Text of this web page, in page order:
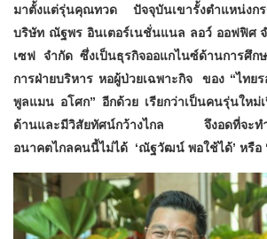
มาตั้งแต่รุ่นคุณทวด ปัจจุบันเขารั้งตำแหน่งก
บริษัท ณัฐพร อินเตอร์เนชั่นแนล ลอว์ ออฟฟิศ
เซฟ จำกัด ซึ่งเป็นธุรกิจออแกไนซ์ด้านการศึก
การฝ่ายบริหาร หอผู้ป่วยเฉพาะกิจ ของ “ไทย
พูลแมน อโศก” อีกด้วย เรียกว่าเป็นคนรุ่นใหม่
ด้านและมีวิสัยทัศน์กว้างไกล จึงอดที่จะทำ
อนาคตไกลคนนี้ไม่ได้ ‘ณัฐวัฒน์ พอใช้ได้’ หรือ